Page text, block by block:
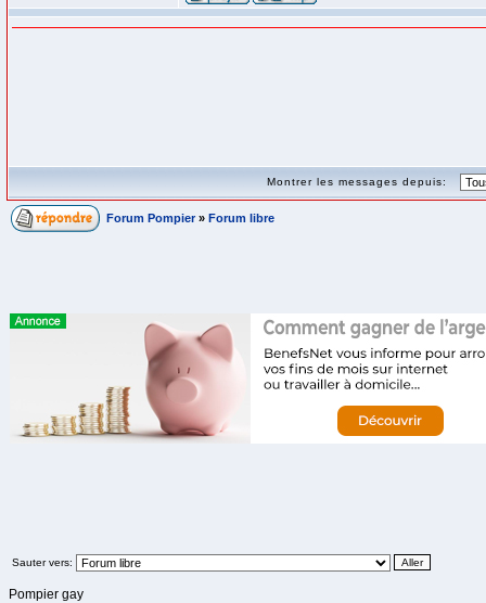
Montrer les messages depuis:
Forum Pompier » Forum libre
Sauter vers:
Pompier gay